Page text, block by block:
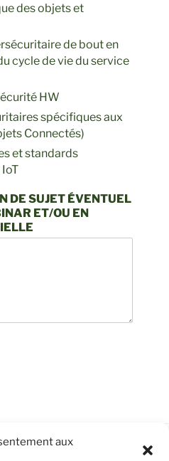
aux
des objets et
de bout en
cycle de vie du service
HW
spécifiques aux
Connectés)
et standards
DE SUJET ÉVENTUEL
ET/OU EN